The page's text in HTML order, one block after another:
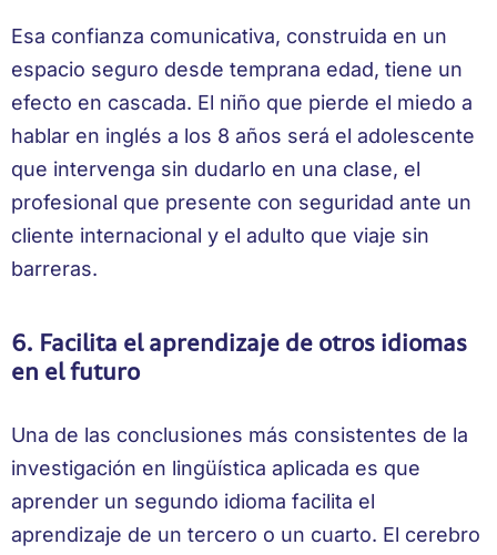
Esa confianza comunicativa, construida en un
espacio seguro desde temprana edad, tiene un
efecto en cascada. El niño que pierde el miedo a
hablar en inglés a los 8 años será el adolescente
que intervenga sin dudarlo en una clase, el
profesional que presente con seguridad ante un
cliente internacional y el adulto que viaje sin
barreras.
6. Facilita el aprendizaje de otros idiomas
en el futuro
Una de las conclusiones más consistentes de la
investigación en lingüística aplicada es que
aprender un segundo idioma facilita el
aprendizaje de un tercero o un cuarto. El cerebro